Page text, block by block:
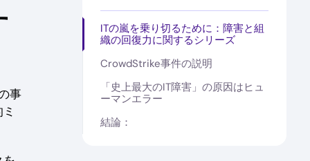
事
ITの嵐を乗り切るために：障害と組
織の回復力に関するシリーズ
CrowdStrike事件の説明
「史上最大のIT障害」の原因はヒュ
ーマンエラー
結論：